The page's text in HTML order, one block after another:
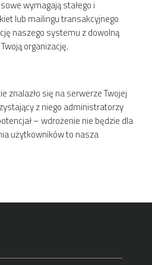
wymagają stałego i
lub mailingu transakcyjnego
naszego systemu z dowolną
organizację.
znalazło się na serwerze Twojej
z niego administratorzy
– wdrożenie nie będzie dla
użytkowników to nasza